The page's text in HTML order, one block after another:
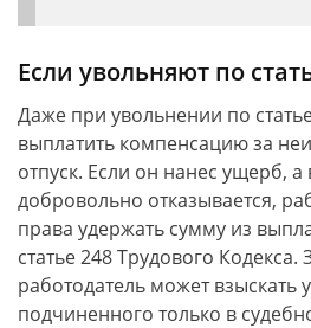
Если увольняют по
Даже при увольнении по
выплатить компенсацию за
отпуск. Если он нанес ущерб,
добровольно отказывается,
права удержать сумму из
статье 248 Трудового Кодекса.
работодатель может взыскать
подчиненного только в